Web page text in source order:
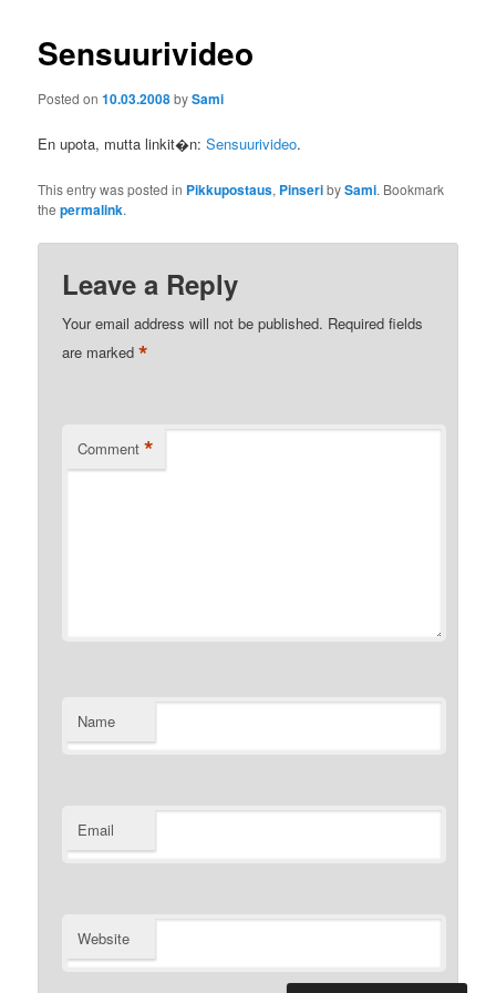
Sensuurivideo
Posted on10.03.2008bySami
En upota, mutta linkit�n:Sensuurivideo.
This entry was posted in Pikkupostaus, PinseribySami. Bookmark
thepermalink.
Leave a Reply
Your email address will not be published. Required fields
are marked*
Comment *
Name
Email
Website